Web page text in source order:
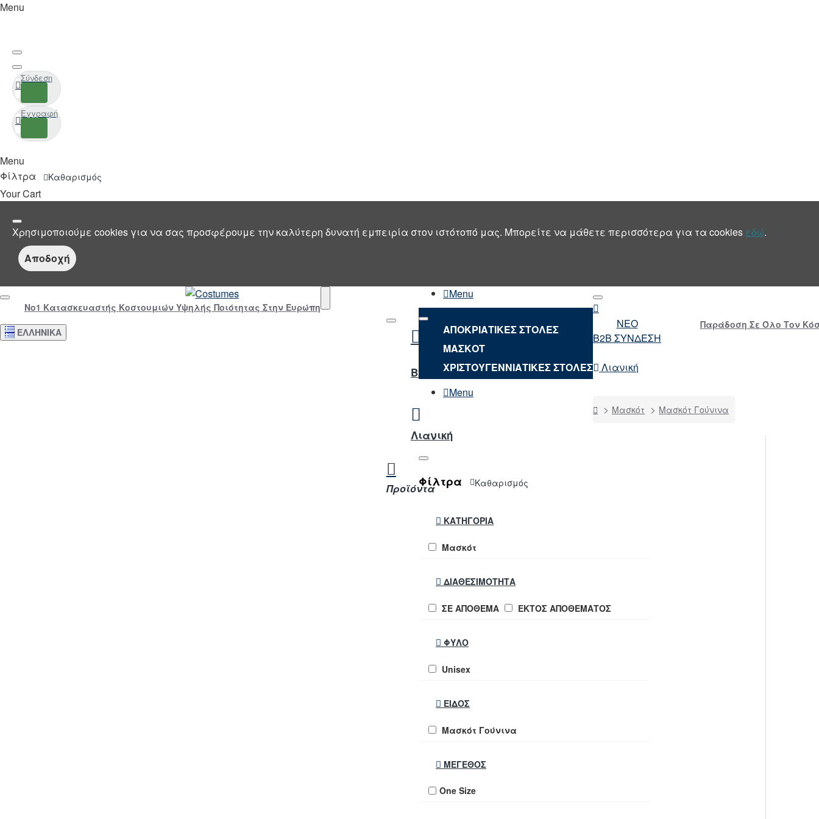
Menu
Σύνδεση
Εγγραφή
Menu
Φίλτρα
Καθαρισμός
Your Cart
Χρησιμοποιούμε cookies για να σας προσφέρουμε την καλύτερη δυνατή εμπειρία στον ιστότοπό μας. Μπορείτε να μάθετε περισσότερα για τα cookies εδώ.
Αποδοχή
Νο1 Κατασκευαστής Κοστουμιών Υψηλής Ποιότητας Στην Ευρώπη
Παράδοση Σε Όλο Τον
ΕΛΛΗΝΙΚΆ
NEO
B2B ΣΥΝΔΕΣΗ
Λιανική
Προϊόντα
Menu
ΑΠΟΚΡΙΑΤΙΚΕΣ ΣΤΟΛΕΣ
ΜΑΣΚΟΤ
ΧΡΙΣΤΟΥΓΕΝΝΙΑΤΙΚΕΣ ΣΤΟΛΕΣ
Menu
NEO
B2B ΣΥΝΔΕΣΗ
Λιανική
homeΜασκότ Μασκότ Γούνινα
Φίλτρα Καθαρισμός
ΚΑΤΗΓΟΡΊΑ
Μασκότ
ΔΙΑΘΕΣΙΜΌΤΗΤΑ
ΣΕ ΑΠΟΘΕΜΑ ΕΚΤΟΣ ΑΠΟΘΕΜΑΤΟΣ
ΦΎΛΟ
Unisex
ΕΊΔΟΣ
Μασκότ Γούνινα
ΜΈΓΕΘΟΣ
One Size